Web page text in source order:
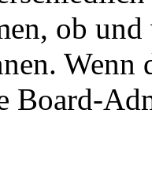
ob
Wenn
Board-